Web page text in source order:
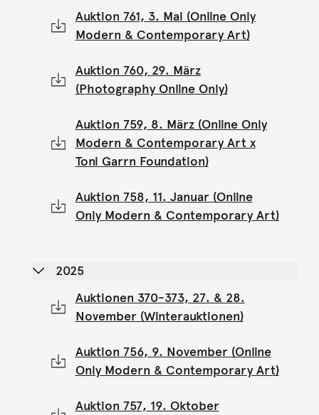
Auktion 761, 3. Mai (Online Only
Modern & Contemporary Art)
Auktion 760, 29. März
(Photography Online Only)
Auktion 759, 8. März (Online Only
Modern & Contemporary Art x
Toni Garrn Foundation)
Auktion 758, 11. Januar (Online
Only Modern & Contemporary Art)
2025
Auktionen 370-373, 27. & 28.
November (Winterauktionen)
Auktion 756, 9. November (Online
Only Modern & Contemporary Art)
Auktion 757, 19. Oktober